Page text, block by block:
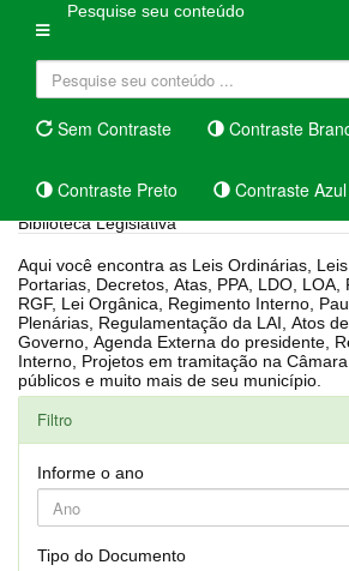
Pesquise seu conteúdo
Sem Contraste Contraste
Contraste Preto Contraste Azul
Biblioteca Legislativa
Aqui você encontra as Leis Ordinárias, Leis Complementares,
Portarias, Decretos, Atas, PPA, LDO, LOA, RREO,
RGF, Lei Orgânica, Regimento Interno,
Plenárias, Regulamentação da LAI, Atos
Governo, Agenda Externa do presidente, Relatório do Controle
Interno, Projetos em tramitação na Câmara, Controle dos bens
públicos e muito mais de seu município.
Filtro
Informe o ano
Tipo do Documento